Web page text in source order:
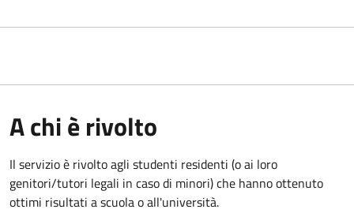
A chi è rivolto
Il servizio è rivolto agli studenti residenti (o ai loro
genitori/tutori legali in caso di minori) che hanno ottenuto
ottimi risultati a scuola o all'università.